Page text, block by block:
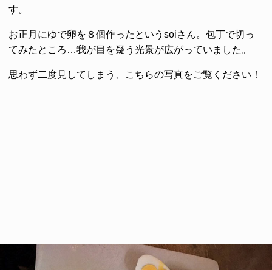
す。
お正月にゆで卵を８個作ったというsoiさん。包丁で切っ
てみたところ…我が目を疑う光景が広がっていました。
思わず二度見してしまう、こちらの写真をご覧ください！